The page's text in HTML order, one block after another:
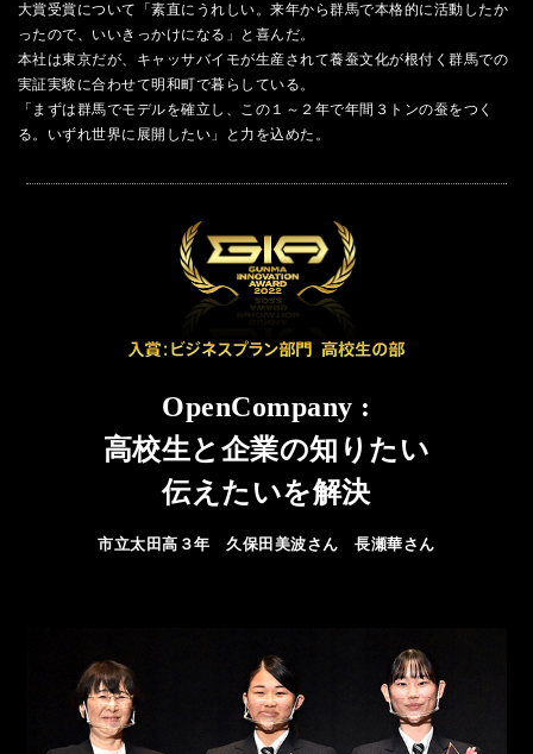
大賞受賞について「素直にうれしい。来年から群馬で本格的に活動したか
ったので、いいきっかけになる」と喜んだ。
本社は東京だが、キャッサバイモが生産されて養蚕文化が根付く群馬での
実証実験に合わせて明和町で暮らしている。
「まずは群馬でモデルを確立し、この１～２年で年間３トンの蚕をつく
る。いずれ世界に展開したい」と力を込めた。
OpenCompany :
高校生と企業の知りたい
伝えたいを解決
市立太田高３年 久保田美波さん 長瀬華さん